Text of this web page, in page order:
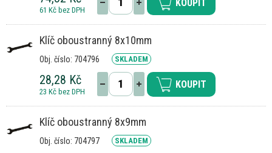
61 Kč bez DPH
KOUPIT
Klíč oboustranný 8x10mm
Obj. číslo: 704796 SKLADEM
28,28 Kč
23 Kč bez DPH
KOUPIT
Klíč oboustranný 8x9mm
Obj. číslo: 704797 SKLADEM